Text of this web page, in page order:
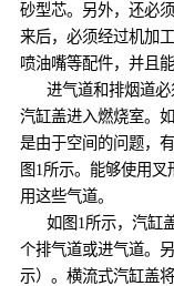
砂型芯。另外，还必
来后，必须经过机加
喷油嘴等配件，并且
进气道和排烟道必
汽缸盖进入燃烧室。
是由于空间的问题，
图1所示。能够使用
用这些气道。
如图1所示，汽缸盖
个排气道或进气道。
示）。横流式汽缸盖